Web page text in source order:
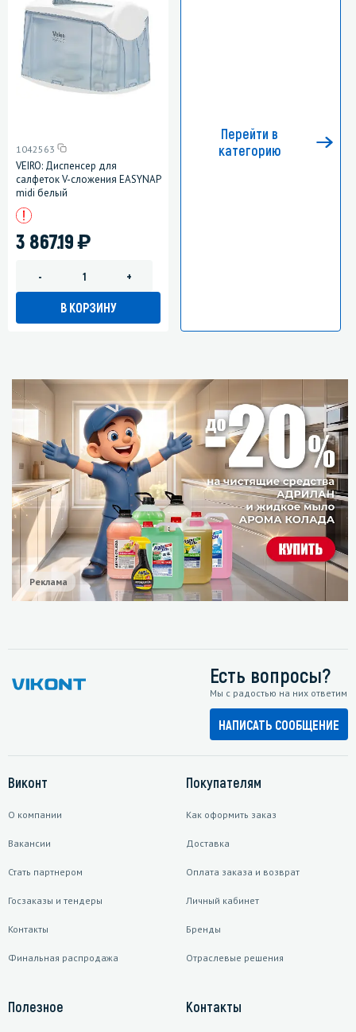
1042563
VEIRO: Диспенсер для
салфеток V-сложения EASYNAP
midi белый
3 867.19)
- +
В КОРЗИНУ
Перейти в
категорию
Реклама
Есть вопросы?
Мы с радостью на них ответим
НАПИСАТЬ СООБЩЕНИЕ
Виконт
О компании
Вакансии
Стать партнером
Госзаказы и тендеры
Контакты
Финальная распродажа
Покупателям
Как оформить заказ
Доставка
Оплата заказа и возврат
Личный кабинет
Бренды
Отраслевые решения
Полезное
Контакты